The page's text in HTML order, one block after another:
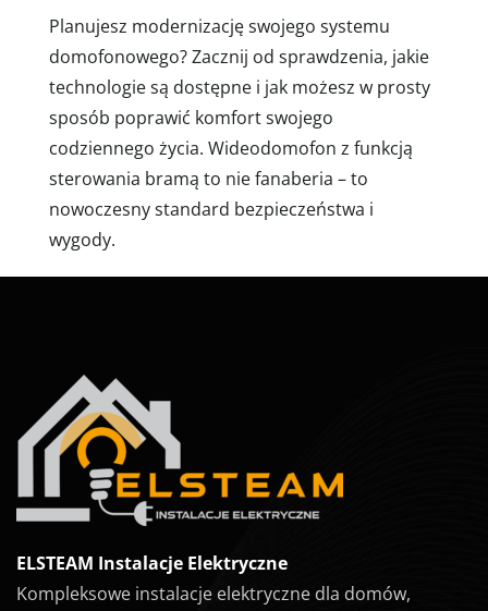
Planujesz modernizację swojego systemu
domofonowego? Zacznij od sprawdzenia, jakie
technologie są dostępne i jak możesz w prosty
sposób poprawić komfort swojego
codziennego życia. Wideodomofon z funkcją
sterowania bramą to nie fanaberia – to
nowoczesny standard bezpieczeństwa i
wygody.
ELSTEAM Instalacje Elektryczne
Kompleksowe instalacje elektryczne dla domów,